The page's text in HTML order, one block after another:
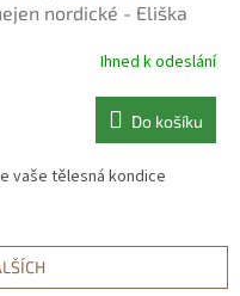
nordické - Eliška
Ihned k odeslání
Do košíku
vaše tělesná kondice